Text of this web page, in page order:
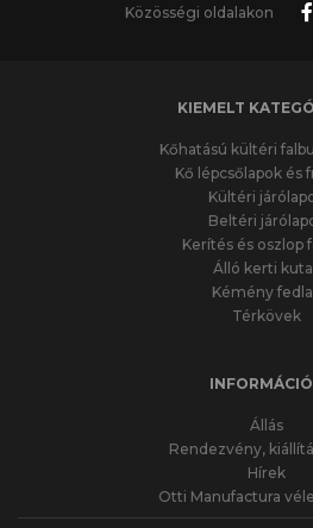
Közösségi oldalakon
KIEMELT
Kőhatású kültéri
Kő lépcsőlapok és
Kültéri
Beltéri
Kerítés és oszlop
Álló kerti
Kémény
Térkövek
Állás
Rendezvény,
Hírek
Otti Manufactura